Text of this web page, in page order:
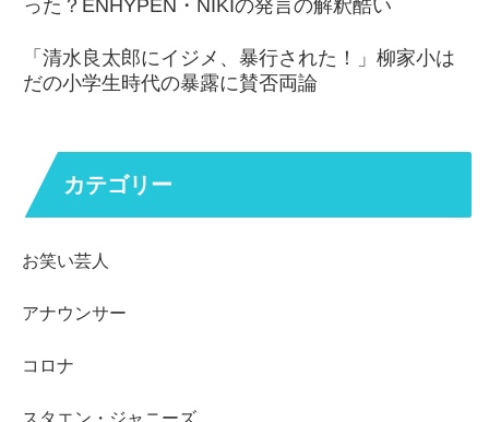
った？ENHYPEN・NIKIの発言の解釈酷い
「清水良太郎にイジメ、暴行された！」柳家小は
だの小学生時代の暴露に賛否両論
カテゴリー
お笑い芸人
アナウンサー
コロナ